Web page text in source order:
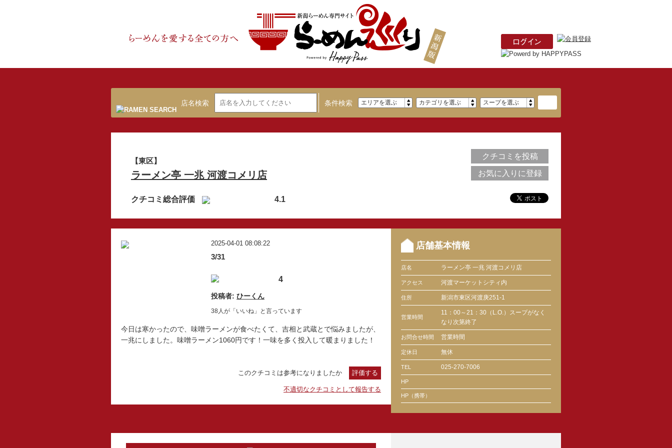
店名検索 条件検索
【東区】
ラーメン亭 一兆 河渡コメリ店
クチコミ総合評価 4.1
クチコミを投稿
お気に入りに登録
2025-04-01 08:08:22
3/31
4
投稿者: ひーくん
38人が「いいね」と言っています
今日は寒かったので、味噌ラーメンが食べたくて、吉相と武蔵とで悩みましたが、
一兆にしました。味噌ラーメン1060円です！一味を多く投入して暖まりました！
このクチコミは参考になりましたか 評価する
不適切なクチコミとして報告する
店舗基本情報
店名 ラーメン亭 一兆 河渡コメリ店
アクセス 河渡マーケットシティ内
住所 新潟市東区河渡庚251-1
営業時間
11：00～21：30（L.O.）スープがなく
なり次第終了
お問合せ時間 営業時間
定休日 無休
TEL 025-270-7006
HP
HP（携帯）